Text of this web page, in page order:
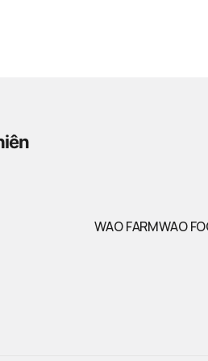
WAO FARMWAO